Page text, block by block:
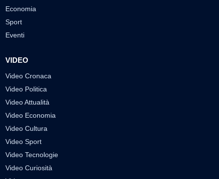
Economia
Sport
Eventi
VIDEO
Video Cronaca
Video Politica
Video Attualità
Video Economia
Video Cultura
Video Sport
Video Tecnologie
Video Curiosità